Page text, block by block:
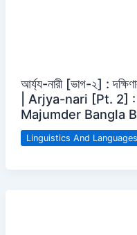
আর্য্য-নারী [ভাগ-২] :
| Arjya-nari [Pt. 2]
Majumder Bangla
Linguistics And Languages